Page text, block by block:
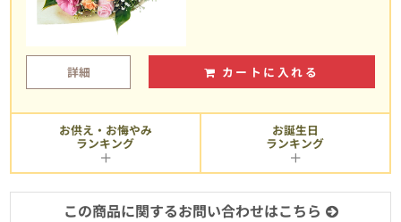
詳細 カートに入れる
お供え・お悔やみ
ランキング
お誕生日
ランキング
この商品に関するお問い合わせはこちら